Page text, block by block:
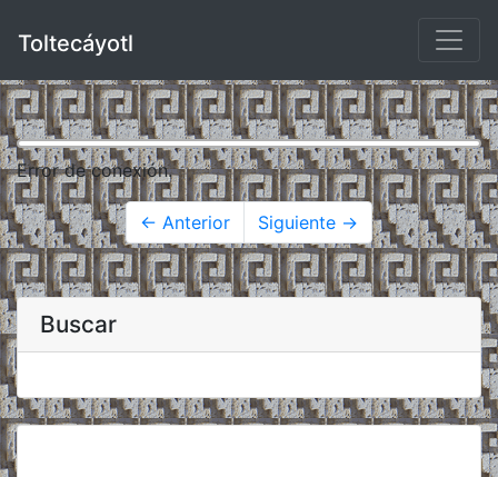
Toltecáyotl
Error de conexión.
← Anterior Siguiente →
Buscar